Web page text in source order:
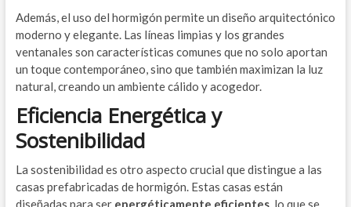
Además, el uso del hormigón permite un diseño arquitectónico
moderno y elegante. Las líneas limpias y los grandes
ventanales son características comunes que no solo aportan
un toque contemporáneo, sino que también maximizan la luz
natural, creando un ambiente cálido y acogedor.
Eficiencia Energética y
Sostenibilidad
La sostenibilidad es otro aspecto crucial que distingue a las
casas prefabricadas de hormigón. Estas casas están
diseñadas para ser energéticamente eficientes, lo que se